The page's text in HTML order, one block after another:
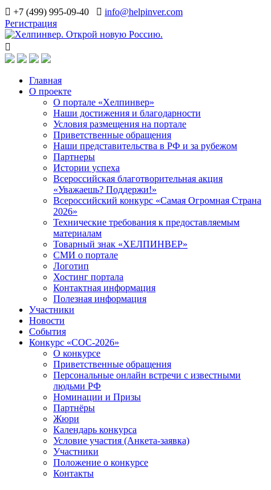
+7 (499) 995-09-40
info@helpinver.com
Регистрация
Главная
О проекте
О портале «Хелпинвер»
Наши достижения и благодарности
Условия размещения на портале
Приветственные обращения
Наши представительства в РФ и за рубежом
Партнеры
Истории успеха
Всероссийская благотворительная акция
«Уважаешь? Поддержи!»
Всероссийский конкурс «Самая Огромная Страна
2026»
Технические требования к предоставляемым
материалам
Товарный знак «ХЕЛПИНВЕР»
СМИ о портале
Логотип
Хостинг портала
Контактная информация
Полезная информация
Участники
Новости
События
Конкурс «СОС-2026»
О конкурсе
Приветственные обращения
Персональные онлайн встречи с известными
людьми РФ
Номинации и Призы
Партнёры
Жюри
Календарь конкурса
Условие участия (Анкета-заявка)
Участники
Положение о конкурсе
Контакты